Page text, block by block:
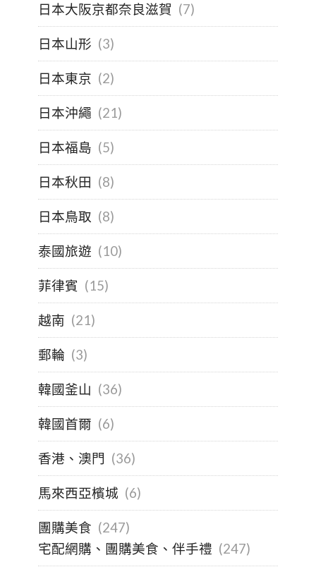
日本大阪京都奈良滋賀 (7)
日本山形 (3)
日本東京 (2)
日本沖繩 (21)
日本福島 (5)
日本秋田 (8)
日本鳥取 (8)
泰國旅遊 (10)
菲律賓 (15)
越南 (21)
郵輪 (3)
韓國釜山 (36)
韓國首爾 (6)
香港、澳門 (36)
馬來西亞檳城 (6)
團購美食 (247)
宅配網購、團購美食、伴手禮 (247)